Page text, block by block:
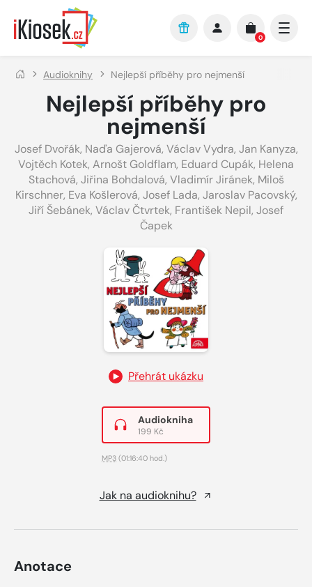
Přejít na hlavní obsah
0
Audioknihy Nejlepší příběhy pro nejmenší
Nejlepší příběhy pro
nejmenší
Josef Dvořák, Naďa Gajerová, Václav Vydra, Jan Kanyza,
Vojtěch Kotek, Arnošt Goldflam, Eduard Cupák, Helena
Stachová, Jiřina Bohdalová, Vladimír Jiránek, Miloš
Kirschner, Eva Košlerová, Josef Lada, Jaroslav Pacovský,
Jiří Šebánek, Václav Čtvrtek, František Nepil, Josef
Čapek
Přehrát ukázku
Audiokniha
199 Kč
MP3 (01:16:40 hod.)
Jak na audioknihu?
Anotace